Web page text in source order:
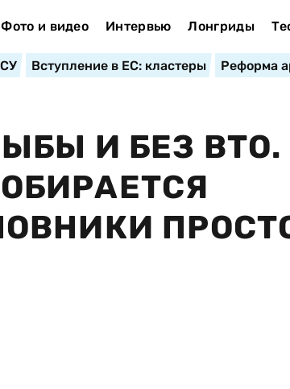
Фото и видео Интервью Лонгриды
Вступление в ЕС: кластеры Реформа
И БЕЗ ВТО.